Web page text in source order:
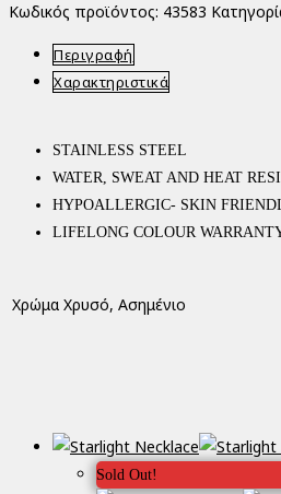
Κωδικός προϊόντος: 43583
Περιγραφή
Χαρακτηριστικά
STAINLESS STEEL
WATER, SWEAT AND HEAT
HYPOALLERGIC- SKIN
LIFELONG COLOUR
Χρώμα Χρυσό, Ασημένιο
Sold Out!